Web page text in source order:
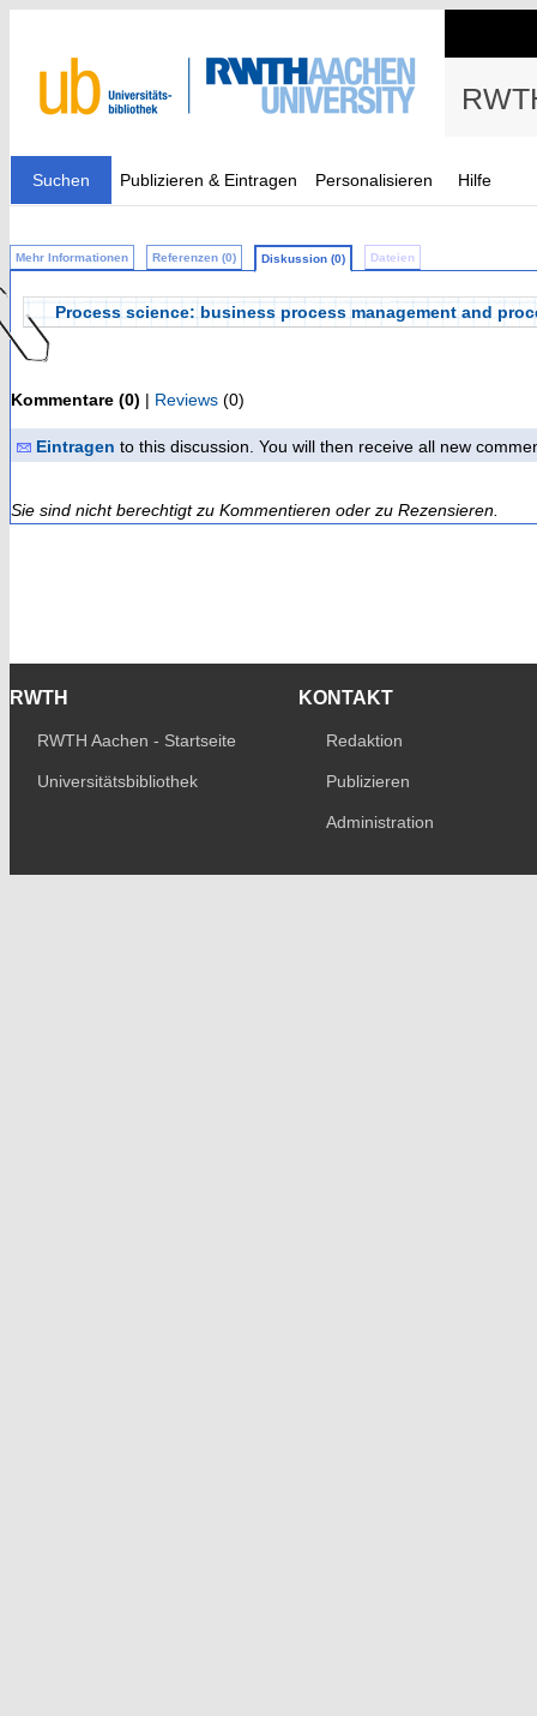
Suchen Publizieren & Eintragen Personalisieren Hilfe
Mehr Informationen Referenzen (0) Diskussion (0) Dateien
Process science: business process management and
Kommentare (0) | Reviews (0)
Eintragen to this discussion. You will then receive all new
Sie sind nicht berechtigt zu Kommentieren oder zu Rezensieren.
RWTH
RWTH Aachen - Startseite
Universitätsbibliothek
KONTAKT
Redaktion
Publizieren
Administration